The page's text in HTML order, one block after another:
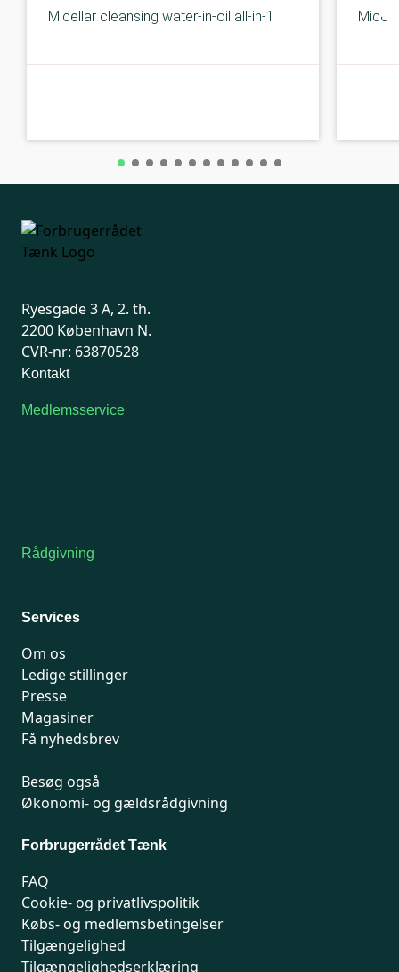
Micellar cleansing water-in-oil all-in-1
Ryesgade 3 A, 2. th.
2200 København N.
CVR-nr: 63870528
Kontakt
Medlemsservice
Rådgivning
Services
Om os
Ledige stillinger
Presse
Magasiner
Få nyhedsbrev
Besøg også
Økonomi- og gældsrådgivning
Forbrugerrådet Tænk
FAQ
Cookie- og privatlivspolitik
Købs- og medlemsbetingelser
Tilgængelighed
Tilgængelighedserklæring